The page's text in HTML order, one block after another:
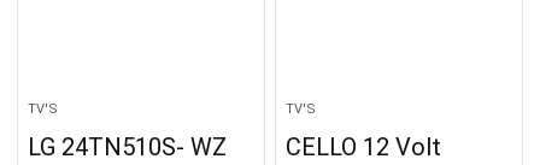
TV'S
LG 24TN510S- WZ
TV'S
CELLO 12 Volt